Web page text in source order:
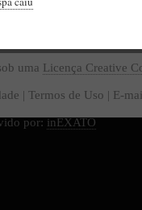
uma Licença Creative
| Termos de Uso | E-
por: inEXATO